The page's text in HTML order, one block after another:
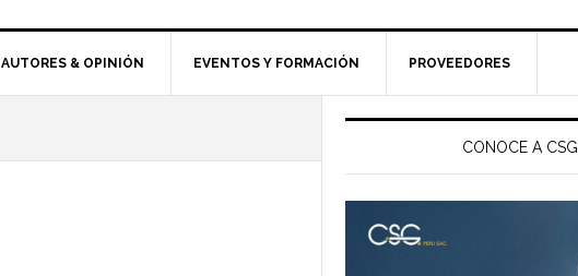
AUTORES & OPINIÓN EVENTOS Y FORMACIÓN PROVEEDORES
Barra
principal
CONOCE A CSG